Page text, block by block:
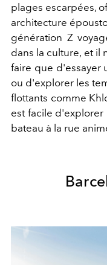
plages escarpées,
architecture
génération Z
dans la culture, et il
faire que d'essayer
ou d'explorer les
flottants comme
est facile
bateau à la rue